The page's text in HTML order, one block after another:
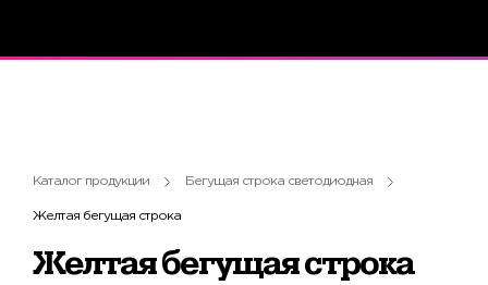
Каталог продукции Бегущая строка светодиодная
Желтая бегущая строка
Желтая бегущая строка